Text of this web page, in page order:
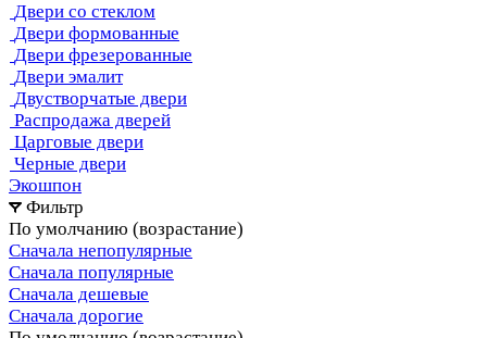
Двери со стеклом
Двери формованные
Двери фрезерованные
Двери эмалит
Двустворчатые двери
Распродажа дверей
Царговые двери
Черные двери
Экошпон
Фильтр
По умолчанию (возрастание)
Сначала непопулярные
Сначала популярные
Сначала дешевые
Сначала дорогие